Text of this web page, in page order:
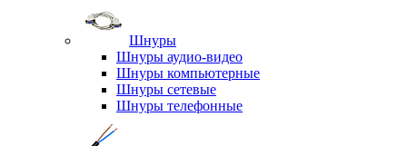
Шнуры
Шнуры аудио-видео
Шнуры компьютерные
Шнуры сетевые
Шнуры телефонные